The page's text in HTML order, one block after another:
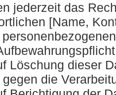
jederzeit das
[Name,
Löschung dieser
die